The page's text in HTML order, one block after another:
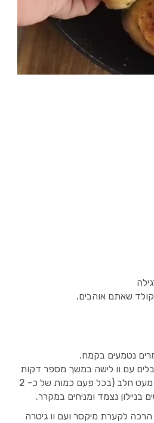
שאתם אוהבים.
נטמעים בקמח.
עם וו לישה במשך מספר דקות
עד שהבצק רך, אחיד ומעט דביק. אם הבצק נראה יבש ניתן להוסיף לו מעט חלב (בכל פעם כמות של כ- 2
נצמד ומניחים במקרר.
לקערת מיקסר ועם וו גיטרה